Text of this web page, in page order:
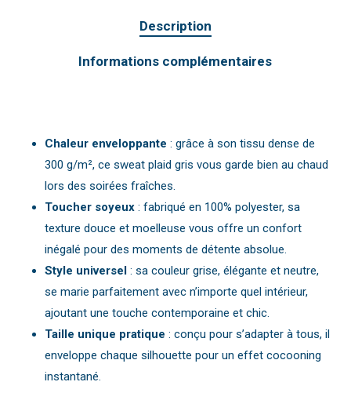
Description
Informations complémentaires
Chaleur enveloppante : grâce à son tissu dense de
300 g/m², ce sweat plaid gris vous garde bien au chaud
lors des soirées fraîches.
Toucher soyeux: fabriqué en 100% polyester, sa
texture douce et moelleuse vous offre un confort
inégalé pour des moments de détente absolue.
Style universel: sa couleur grise, élégante et neutre,
se marie parfaitement avec n’importe quel intérieur,
ajoutant une touche contemporaine et chic.
Taille unique pratique : conçu pour s’adapter à tous, il
enveloppe chaque silhouette pour un effet cocooning
instantané.